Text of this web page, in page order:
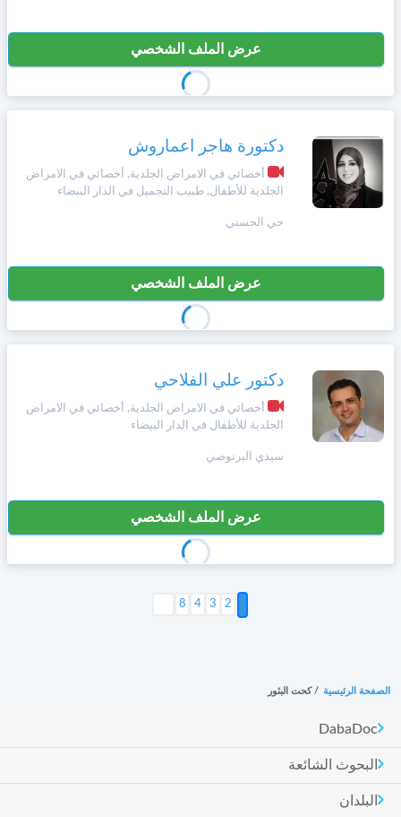
عرض الملف الشخصي
دكتورة هاجر اعماروش
أخصائي في الامراض الجلدية, أخصائي في الامراض
الجلدية للأطفال, طبيب التجميل في الدار البيضاء
حي الحسني
عرض الملف الشخصي
دكتور علي الفلاحي
أخصائي في الامراض الجلدية, أخصائي في الامراض
الجلدية للأطفال في الدار البيضاء
سيدي البرنوصي
عرض الملف الشخصي
2
3
4
8التالي >
الصفحة الرئيسية / كحت البثور
DabaDoc
البحوث الشائعة
البلدان